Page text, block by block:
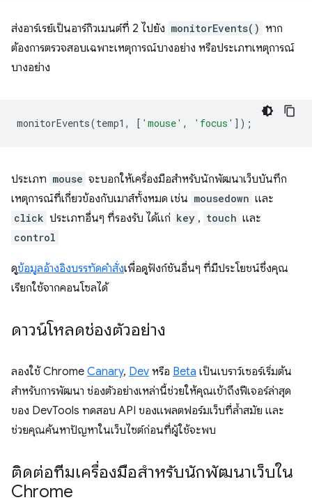
ส่งอาร์เรย์เป็นอาร์กิวเมนต์ที่ 2 ไปยัง monitorEvents() หาก
ต้องการตรวจสอบเฉพาะเหตุการณ์บางอย่าง หรือประเภทเหตุการณ์
บางอย่าง
monitorEvents(temp1 , [ 'mouse' , 'focus' ]);
ประเภท mouse จะบอกให้เครื่องมือสำหรับนักพัฒนาเว็บบันทึก
เหตุการณ์ที่เกี่ยวข้องกับเมาส์ทั้งหมด เช่น mousedown และ
click ประเภทอื่นๆ ที่รองรับ ได้แก่ key , touch และ
control
ดูข้อมูลอ้างอิงบรรทัดคำสั่งเพื่อดูฟังก์ชันอื่นๆ ที่มีประโยชน์ซึ่งคุณ
เรียกใช้จากคอนโซลได้
ดาวน์โหลดช่องตัวอย่าง
ลองใช้ Chrome Canary, Dev หรือ Beta เป็นเบราว์เซอร์เริ่มต้น
สำหรับการพัฒนา ช่องตัวอย่างเหล่านี้ช่วยให้คุณเข้าถึงฟีเจอร์ล่าสุด
ของ DevTools ทดสอบ API ของแพลตฟอร์มเว็บที่ล้ำสมัย และ
ช่วยคุณค้นหาปัญหาในเว็บไซต์ก่อนที่ผู้ใช้จะพบ
ติดต่อทีมเครื่องมือสำหรับนักพัฒนาเว็บใน
Chrome